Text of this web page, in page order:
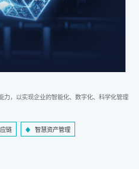
力，以实现企业的智能化、数字化、科学化管理
链 智慧资产管理